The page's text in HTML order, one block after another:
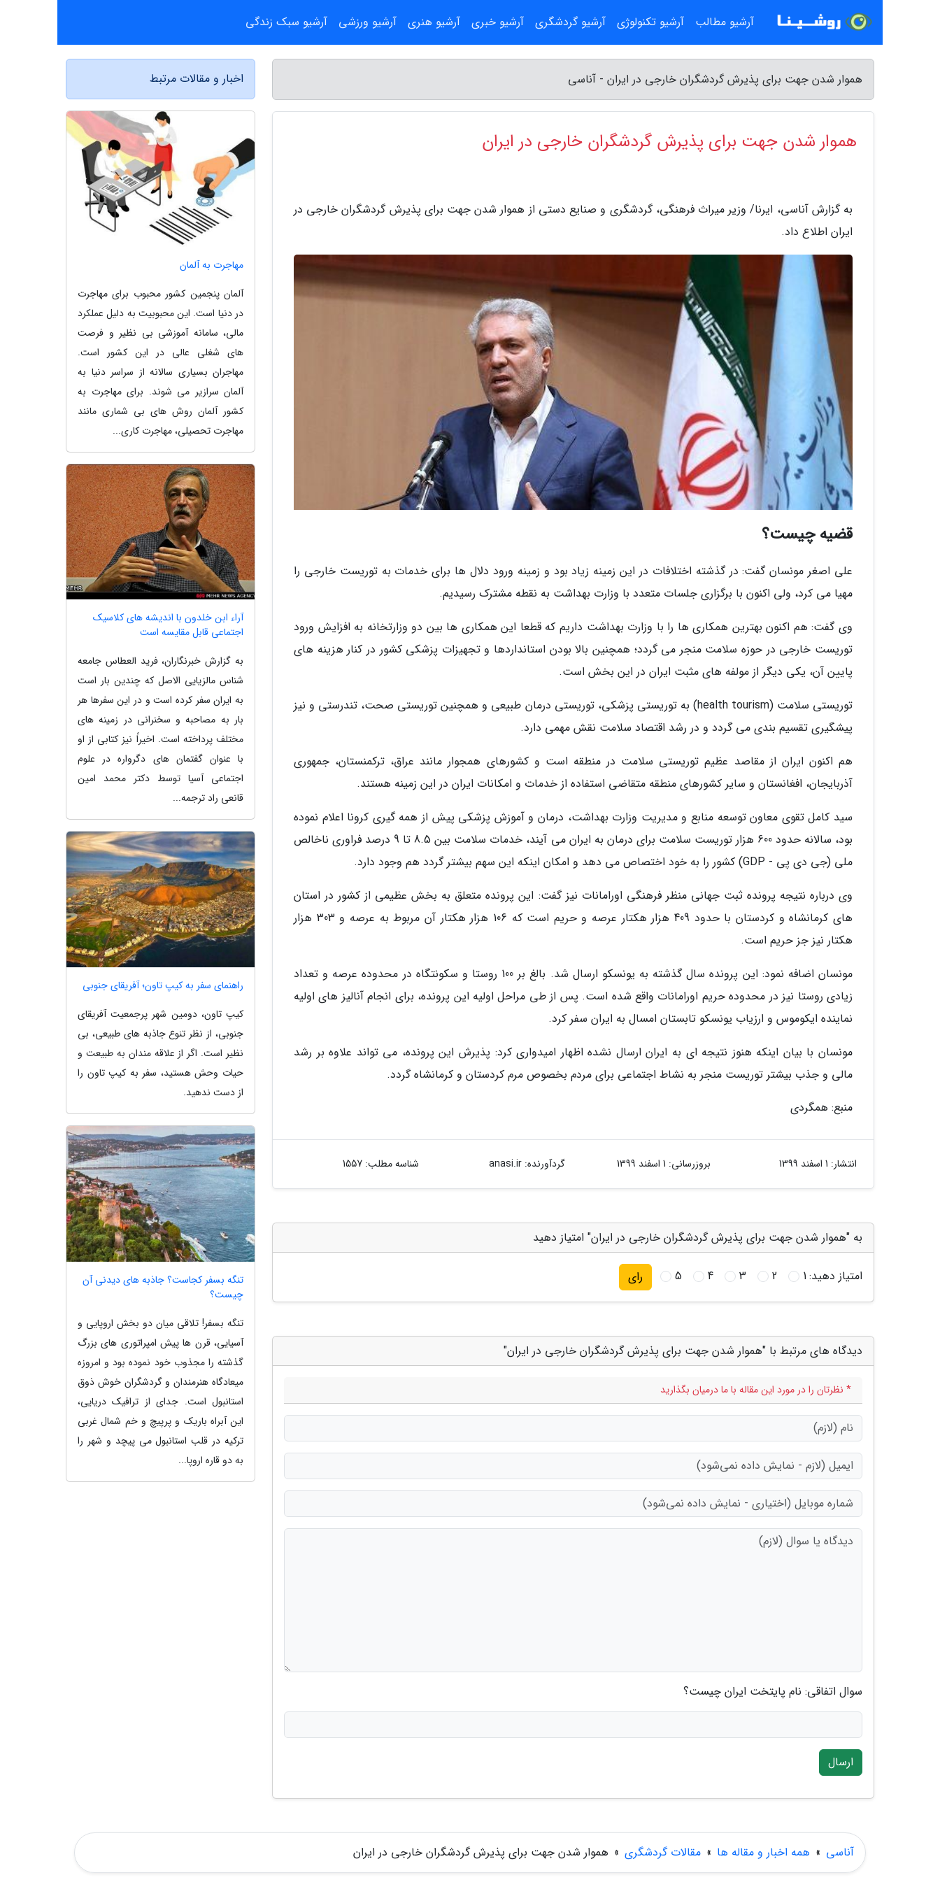
هموار شدن جهت برای پذیرش گردشگران خارجی در ایران - آناسی
هموار شدن جهت برای پذیرش گردشگران خارجی در ایران
به گزارش آناسی، ایرنا/ وزیر میراث فرهنگی، گردشگری و صنایع دستی از هموار شدن جهت برای پذیرش گردشگران خارجی در
ایران اطلاع داد.
قضیه چیست؟
علی اصغر مونسان گفت: در گذشته اختلافات در این زمینه زیاد بود و زمینه ورود دلال ها برای خدمات به توریست خارجی را
مهیا می کرد، ولی اکنون با برگزاری جلسات متعدد با وزارت بهداشت به نقطه مشترک رسیدیم.
وی گفت: هم اکنون بهترین همکاری ها را با وزارت بهداشت داریم که قطعا این همکاری ها بین دو وزارتخانه به افزایش ورود
توریست خارجی در حوزه سلامت منجر می گردد؛ همچنین بالا بودن استانداردها و تجهیزات پزشکی کشور در کنار هزینه های
پایین آن، یکی دیگر از مولفه های مثبت ایران در این بخش است.
توریستی سلامت (health tourism) به توریستی پزشکی، توریستی درمان طبیعی و همچنین توریستی صحت، تندرستی و نیز
پیشگیری تقسیم بندی می گردد و در رشد اقتصاد سلامت نقش مهمی دارد.
هم اکنون ایران از مقاصد عظیم توریستی سلامت در منطقه است و کشورهای همجوار مانند عراق، ترکمنستان، جمهوری
آذربایجان، افغانستان و سایر کشورهای منطقه متقاضی استفاده از خدمات و امکانات ایران در این زمینه هستند.
سید کامل تقوی معاون توسعه منابع و مدیریت وزارت بهداشت، درمان و آموزش پزشکی پیش از همه گیری کرونا اعلام نموده
بود، سالانه حدود 600 هزار توریست سلامت برای درمان به ایران می آیند، خدمات سلامت بین 8.5 تا 9 درصد فراوری ناخالص
ملی (جی دی پی - GDP) کشور را به خود اختصاص می دهد و امکان اینکه این سهم بیشتر گردد هم وجود دارد.
وی درباره نتیجه پرونده ثبت جهانی منظر فرهنگی اورامانات نیز گفت: این پرونده متعلق به بخش عظیمی از کشور در استان
های کرمانشاه و کردستان با حدود 409 هزار هکتار عرصه و حریم است که 106 هزار هکتار آن مربوط به عرصه و 303 هزار
هکتار نیز جز حریم است.
مونسان اضافه نمود: این پرونده سال گذشته به یونسکو ارسال شد. بالغ بر 100 روستا و سکونتگاه در محدوده عرصه و تعداد
زیادی روستا نیز در محدوده حریم اورامانات واقع شده است. پس از طی مراحل اولیه این پرونده، برای انجام آنالیز های اولیه
نماینده ایکوموس و ارزیاب یونسکو تابستان امسال به ایران سفر کرد.
مونسان با بیان اینکه هنوز نتیجه ای به ایران ارسال نشده اظهار امیدواری کرد: پذیرش این پرونده، می تواند علاوه بر رشد
مالی و جذب بیشتر توریست منجر به نشاط اجتماعی برای مردم بخصوص مرم کردستان و کرمانشاه گردد.
منبع: همگردی
انتشار: 1 اسفند 1399 بروزرسانی: 1 اسفند 1399 گردآورنده:anasi.ir شناسه مطلب: 1557
به "هموار شدن جهت برای پذیرش گردشگران خارجی در ایران" امتیاز دهید
امتیاز دهید:1
2
3
4
5 رای
دیدگاه های مرتبط با "هموار شدن جهت برای پذیرش گردشگران خارجی در ایران"
* نظرتان را در مورد این مقاله با ما درمیان بگذارید
سوال اتفاقی: نام پایتخت ایران چیست؟
ارسال
اخبار و مقالات مرتبط
مهاجرت به آلمان
آلمان پنجمین کشور محبوب برای مهاجرت
در دنیا است. این محبوبیت به دلیل عملکرد
مالی، سامانه آموزشی بی نظیر و فرصت
های شغلی عالی در این کشور است.
مهاجران بسیاری سالانه از سراسر دنیا به
آلمان سرازیر می شوند. برای مهاجرت به
کشور آلمان روش های بی شماری مانند
مهاجرت تحصیلی، مهاجرت کاری...
آراء ابن خلدون با اندیشه های کلاسیک
اجتماعی قابل مقایسه است
به گزارش خبرنگاران، فرید العطاس جامعه
شناس مالزیایی الاصل که چندین بار است
به ایران سفر کرده است و در این سفرها هر
بار به مصاحبه و سخنرانی در زمینه های
مختلف پرداخته است. اخیراً نیز کتابی از او
با عنوان گفتمان های دگرواره در علوم
اجتماعی آسیا توسط دکتر محمد امین
قانعی راد ترجمه...
راهنمای سفر به کیپ تاون؛ آفریقای جنوبی
کیپ تاون، دومین شهر پرجمعیت آفریقای
جنوبی، از نظر تنوع جاذبه های طبیعی، بی
نظیر است. اگر از علاقه مندان به طبیعت و
حیات وحش هستید، سفر به کیپ تاون را
از دست ندهید.
تنگه بسفر کجاست؟ جاذبه های دیدنی آن
چیست؟
تنگه بسفر! تلاقی میان دو بخش اروپایی و
آسیایی، قرن ها پیش امپراتوری های بزرگ
گذشته را مجذوب خود نموده بود و امروزه
میعادگاه هنرمندان و گردشگران خوش ذوق
استانبول است. جدای از ترافیک دریایی،
این آبراه باریک و پرپیچ و خم شمال غربی
ترکیه در قلب استانبول می پیچد و شهر را
به دو قاره اروپا...
آناسی » همه اخبار و مقاله ها » مقالات گردشگری » هموار شدن جهت برای پذیرش گردشگران خارجی در ایران
آرشیو مطالب آرشیو تکنولوژی آرشیو گردشگری آرشیو خبری آرشیو هنری آرشیو ورزشی آرشیو سبک زندگی